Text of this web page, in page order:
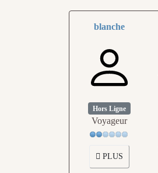
blanche
Hors Ligne
Voyageur
PLUS